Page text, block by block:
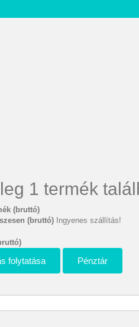
1 termék
(bruttó)
(bruttó)
Ingyenes szállítás!
folytatása Pénztár